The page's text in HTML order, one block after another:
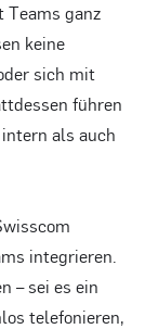
Teams ganz
keine
sich mit
führen
als auch
integrieren.
– sei es ein
telefonieren,